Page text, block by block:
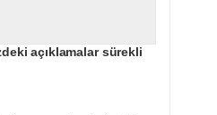
açıklamalar sürekli